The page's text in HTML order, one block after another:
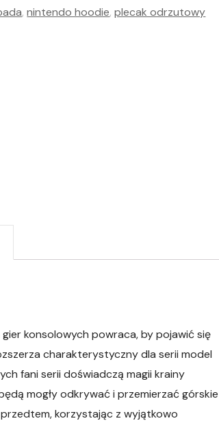
,nintendo hoodie,plecak odrzutowy
konsolowych powraca, by pojawić się
charakterystyczny dla serii model
fani serii doświadczą magii krainy
mogły odkrywać i przemierzać górskie
przedtem, korzystając z wyjątkowo